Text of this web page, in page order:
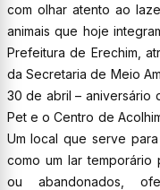
com olhar atento ao
animais que hoje
Prefeitura de Erechim,
da Secretaria de Meio
30 de abril – aniversário
Pet e o Centro de
Um local que serve
como um lar temporário
ou abandonados,